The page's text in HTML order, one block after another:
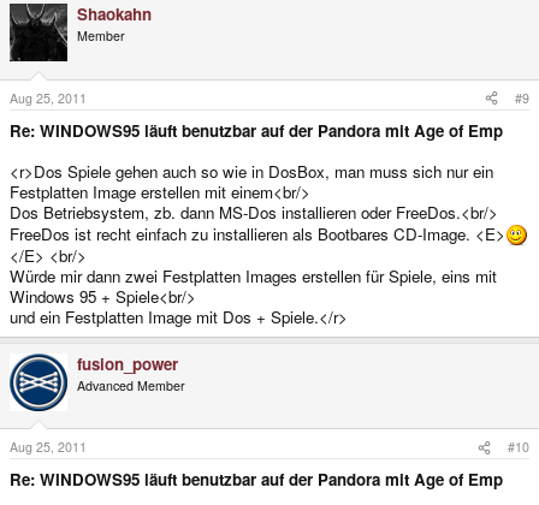
Shaokahn
Member
Aug 25, 2011 #9
Re: WINDOWS95 läuft benutzbar auf der Pandora mit Age of Emp
<r>Dos Spiele gehen auch so wie in DosBox, man muss sich nur ein
Festplatten Image erstellen mit einem<br/>
Dos Betriebsystem, zb. dann MS-Dos installieren oder FreeDos.<br/>
FreeDos ist recht einfach zu installieren als Bootbares CD-Image. <E>
</E> <br/>
Würde mir dann zwei Festplatten Images erstellen für Spiele, eins mit
Windows 95 + Spiele<br/>
und ein Festplatten Image mit Dos + Spiele.</r>
fusion_power
Advanced Member
Aug 25, 2011 #10
Re: WINDOWS95 läuft benutzbar auf der Pandora mit Age of Emp